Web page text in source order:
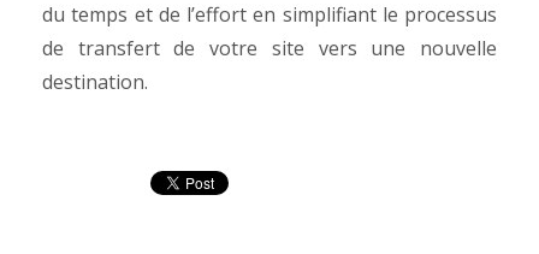
du temps et de l’effort en simplifiant le processus
de transfert de votre site vers une nouvelle
destination.